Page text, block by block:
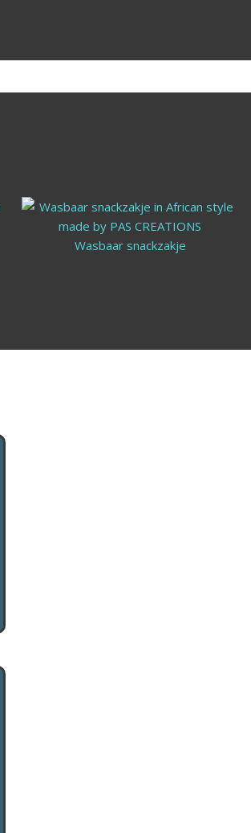
Wasbare lunch wrap
Wasbaar snackzakje